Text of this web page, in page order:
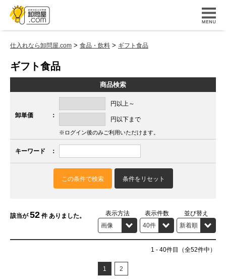
仕入れなら卸問屋.com > 食品・飲料 > ギフト食品
ギフト食品
商品検索
卸単価 ：
円以上～
円以下まで
※ログイン後のみご利用いただけます。
キーワード ：
この条件で検索 条件をリセット
該当が52 件 ありました。 表示方法 表示件数 並び替え
1 - 40件目（全52件中）
1 2